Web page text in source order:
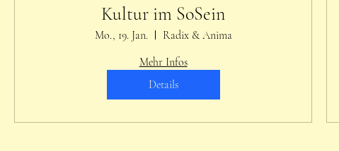
Kultur im SoSein
Mo., 19. Jan.
Radix & Anima
Mehr Infos
Details